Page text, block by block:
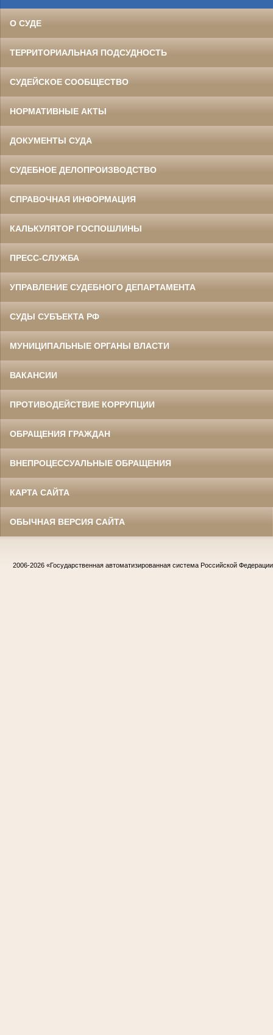
О СУДЕ
ТЕРРИТОРИАЛЬНАЯ ПОДСУДНОСТЬ
СУДЕЙСКОЕ СООБЩЕСТВО
НОРМАТИВНЫЕ АКТЫ
ДОКУМЕНТЫ СУДА
СУДЕБНОЕ ДЕЛОПРОИЗВОДСТВО
СПРАВОЧНАЯ ИНФОРМАЦИЯ
КАЛЬКУЛЯТОР ГОСПОШЛИНЫ
ПРЕСС-СЛУЖБА
УПРАВЛЕНИЕ СУДЕБНОГО ДЕПАРТАМЕНТА
СУДЫ СУБЪЕКТА РФ
МУНИЦИПАЛЬНЫЕ ОРГАНЫ ВЛАСТИ
ВАКАНСИИ
ПРОТИВОДЕЙСТВИЕ КОРРУПЦИИ
ОБРАЩЕНИЯ ГРАЖДАН
ВНЕПРОЦЕССУАЛЬНЫЕ ОБРАЩЕНИЯ
КАРТА САЙТА
ОБЫЧНАЯ ВЕРСИЯ САЙТА
2006-2026 «Государственная автоматизированная система Российской